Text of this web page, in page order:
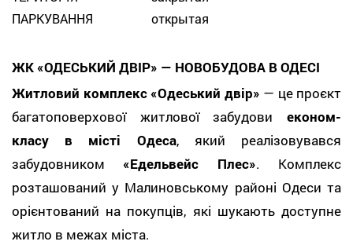
ПАРКУВАННЯ
открытая
ЖК «ОДЕСЬКИЙ ДВІР» — НОВОБУДОВА В ОДЕСІ
Житловий комплекс «Одеський двір» — це проєкт
багатоповерхової житлової забудови економ-
класу в місті Одеса, який реалізовувався
забудовником «Едельвейс Плес». Комплекс
розташований у Малиновському районі Одеси та
орієнтований на покупців, які шукають доступне
житло в межах міста.